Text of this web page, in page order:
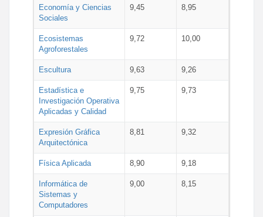
Economía y Ciencias
Sociales
9,45 8,95
Ecosistemas
Agroforestales
9,72 10,00
Escultura 9,63 9,26
Estadística e
Investigación Operativa
Aplicadas y Calidad
9,75 9,73
Expresión Gráfica
Arquitectónica
8,81 9,32
Física Aplicada 8,90 9,18
Informática de
Sistemas y
Computadores
9,00 8,15